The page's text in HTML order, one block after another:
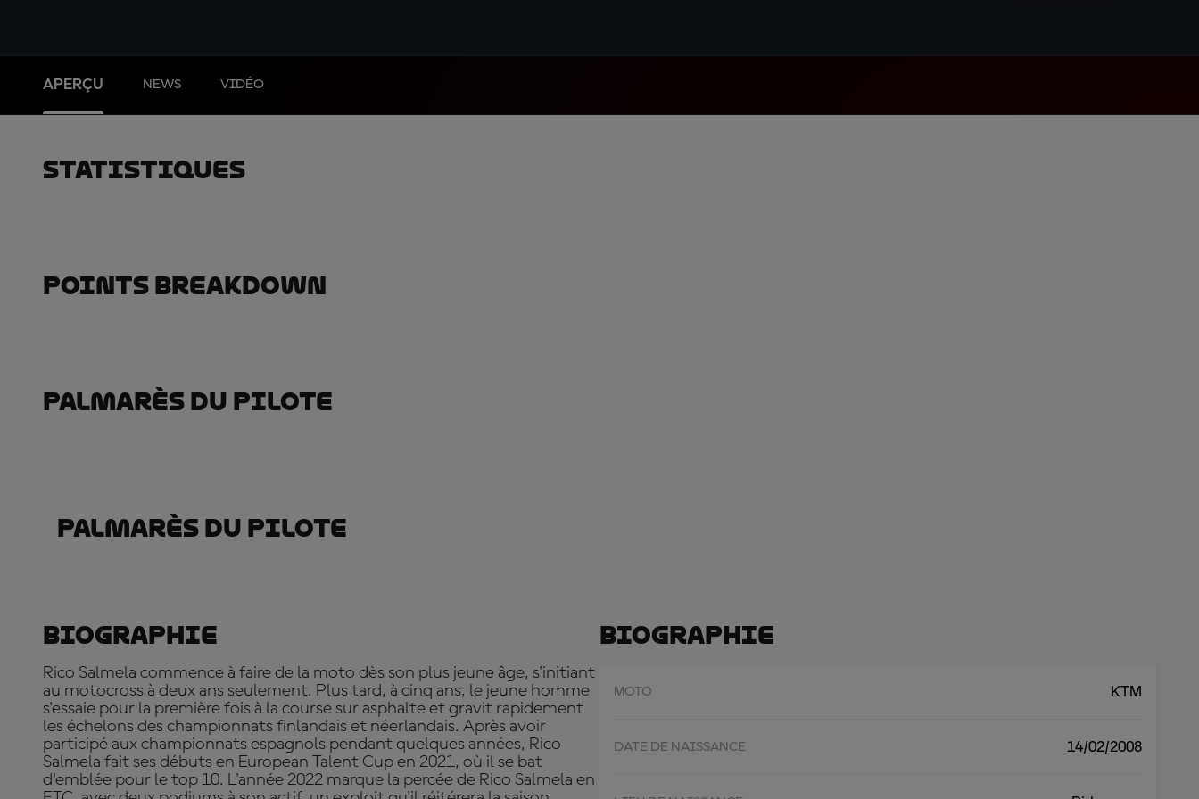
APERÇU NEWS VIDÉO
Statistiques
Points Breakdown
Palmarès Du Pilote
Palmarès Du Pilote
Biographie
MOTO KTM
DATE DE NAISSANCE 14/02/2008
Biographie
Rico Salmela commence à faire de la moto dès son plus jeune âge, s'initiant
au motocross à deux ans seulement. Plus tard, à cinq ans, le jeune homme
s'essaie pour la première fois à la course sur asphalte et gravit rapidement
les échelons des championnats finlandais et néerlandais. Après avoir
participé aux championnats espagnols pendant quelques années, Rico
Salmela fait ses débuts en European Talent Cup en 2021, où il se bat
d'emblée pour le top 10. L'année 2022 marque la percée de Rico Salmela en